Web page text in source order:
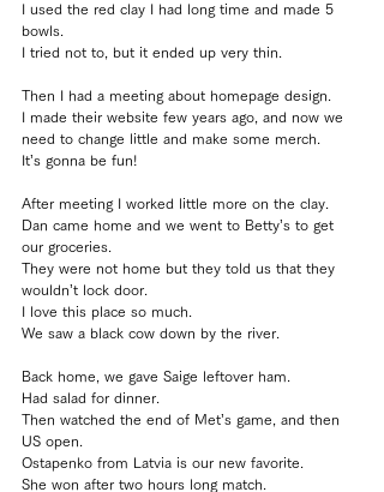
I used the red clay I had long time and made 5
bowls.
I tried not to, but it ended up very thin.
Then I had a meeting about homepage design.
I made their website few years ago, and now we
need to change little and make some merch.
It’s gonna be fun!
After meeting I worked little more on the clay.
Dan came home and we went to Betty’s to get
our groceries.
They were not home but they told us that they
wouldn’t lock door.
I love this place so much.
We saw a black cow down by the river.
Back home, we gave Saige leftover ham.
Had salad for dinner.
Then watched the end of Met’s game, and then
US open.
Ostapenko from Latvia is our new favorite.
She won after two hours long match.